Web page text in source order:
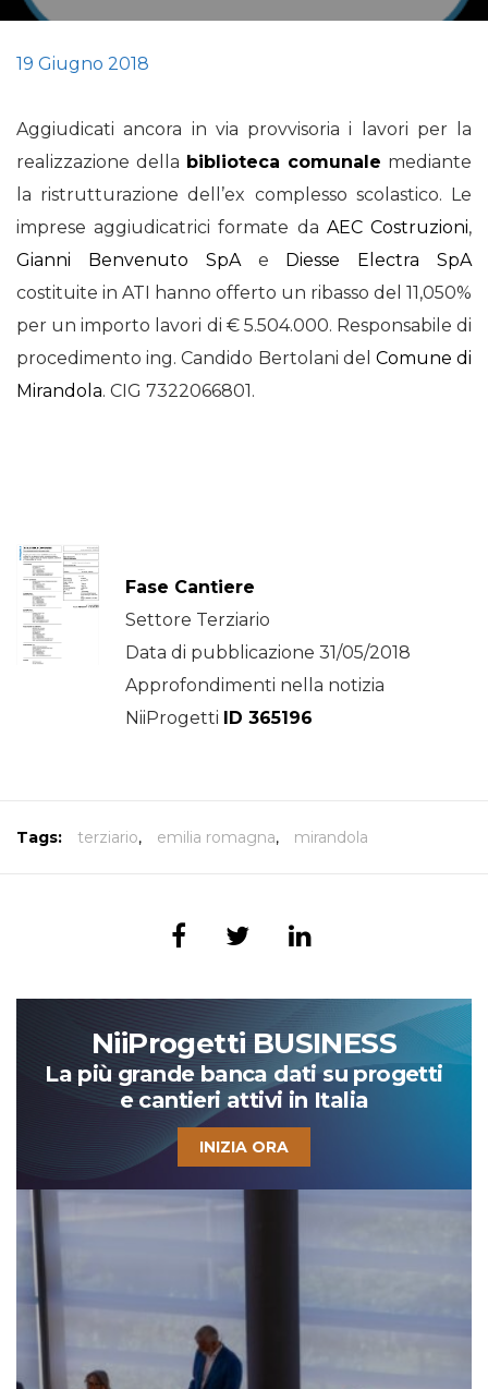
19 Giugno 2018
Aggiudicati ancora in via provvisoria i lavori per la
realizzazione della biblioteca comunale mediante
la ristrutturazione dell’ex complesso scolastico. Le
imprese aggiudicatrici formate da AEC Costruzioni,
Gianni Benvenuto SpAe Diesse Electra SpA
costituite in ATI hanno offerto un ribasso del 11,050%
per un importo lavori di € 5.504.000. Responsabile di
procedimento ing. Candido Bertolani del Comune di
Mirandola. CIG 7322066801.
Fase Cantiere
Settore Terziario
Data di pubblicazione 31/05/2018
Approfondimenti nella notizia
NiiProgetti ID 365196
Tags: terziario, emilia romagna, mirandola
NiiProgetti BUSINESS
La più grande banca dati su progetti
e cantieri attivi in Italia
INIZIA ORA